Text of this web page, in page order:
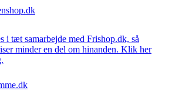
i tæt samarbejde med Frishop.dk, så
minder en del om hinanden. Klik her